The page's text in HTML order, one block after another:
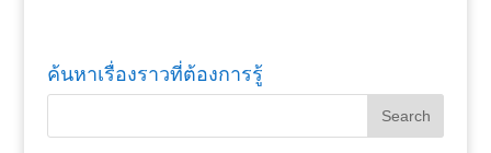
ค้นหาเรื่องราวที่ต้องการรู้